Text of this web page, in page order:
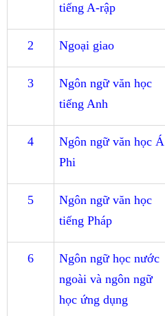
tiếng A-rập
2 Ngoại giao
3
Ngôn ngữ văn học
tiếng Anh
4
Ngôn ngữ văn học Á
Phi
5
Ngôn ngữ văn học
tiếng Pháp
6
Ngôn ngữ học nước
ngoài và ngôn ngữ
học ứng dụng